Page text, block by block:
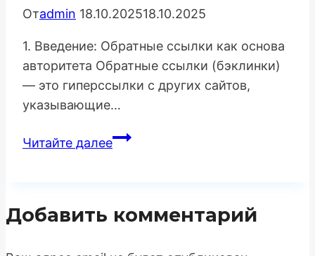
Отadmin 18.10.202518.10.2025
1. Введение: Обратные ссылки как основа
авторитета Обратные ссылки (бэклинки)
— это гиперссылки с других сайтов,
указывающие…
Читайте далееКак
ссылки:
Добавить комментарий